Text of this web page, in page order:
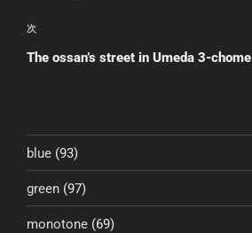
ビ
ゲ
ン
稿
次
の
次
The ossan’s street in Umeda 3-chome
blue (93)
green (97)
monotone (69)